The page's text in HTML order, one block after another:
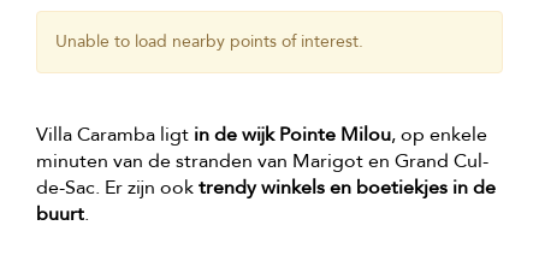
Unable to load nearby points of interest.
Villa Caramba ligt in de wijk Pointe Milou, op enkele
minuten van de stranden van Marigot en Grand Cul-
de-Sac. Er zijn ooktrendy winkels en boetiekjes in de
buurt.